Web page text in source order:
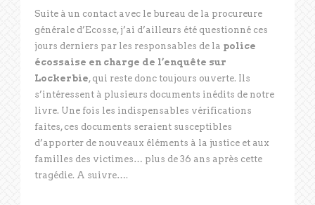
Suite à un contact avec le bureau de la procureure
générale d’Ecosse, j’ai d’ailleurs été questionné ces
jours derniers par les responsables de la police
écossaise en charge de l’enquête sur
Lockerbie, qui reste donc toujours ouverte. Ils
s’intéressent à plusieurs documents inédits de notre
livre. Une fois les indispensables vérifications
faites, ces documents seraient susceptibles
d’apporter de nouveaux éléments à la justice et aux
familles des victimes… plus de 36 ans après cette
tragédie. A suivre….